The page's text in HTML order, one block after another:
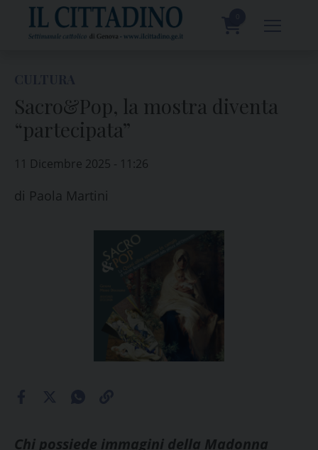
content
Sacro&Pop, la mostra diventa
“partecipata”
11 Dicembre 2025 - 11:26
di Paola Martini
Chi possiede immagini della Madonna